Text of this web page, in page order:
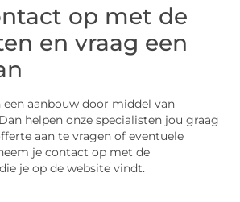
op met de
en vraag een
een aanbouw door middel van
helpen onze specialisten jou graag
aan te vragen of eventuele
je contact op met de
je op de website vindt.